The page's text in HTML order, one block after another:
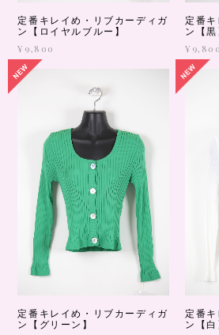
定番キレイめ・リブカーディガ
ン【ロイヤルブルー】
¥9,800
定番
ン【黒
¥9,800
定番キレイめ・リブカーディガ
ン【グリーン】
定番
ン【白